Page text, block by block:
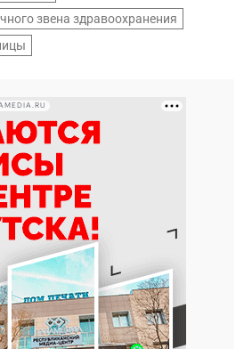
звена здравоохранения